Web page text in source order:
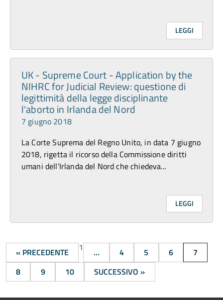
LEGGI
UK - Supreme Court - Application by the
NIHRC for Judicial Review: questione di
legittimità della legge disciplinante
l'aborto in Irlanda del Nord
7 giugno 2018
La Corte Suprema del Regno Unito, in data 7 giugno
2018, rigetta il ricorso della Commissione diritti
umani dell’Irlanda del Nord che chiedeva...
LEGGI
« PRECEDENTE 1 ... 4 5 6
7
8
9 10 SUCCESSIVO »